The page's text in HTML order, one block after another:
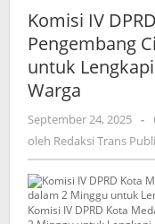
Komisi IV
Pengembang
untuk
Warga
September 24, 2025 -
oleh Redaksi Trans
Komisi IV DPRD Kota